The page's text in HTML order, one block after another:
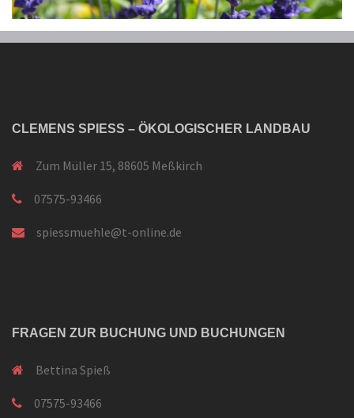
CLEMENS SPIESS – ÖKOLOGISCHER LANDBAU
Zum Müller 15, 88605 Meßkirch
07575-93466
spiessmuehle@t-online.de
FRAGEN ZUR BUCHUNG UND BUCHUNGEN
Bettina Spieß
07575-93466